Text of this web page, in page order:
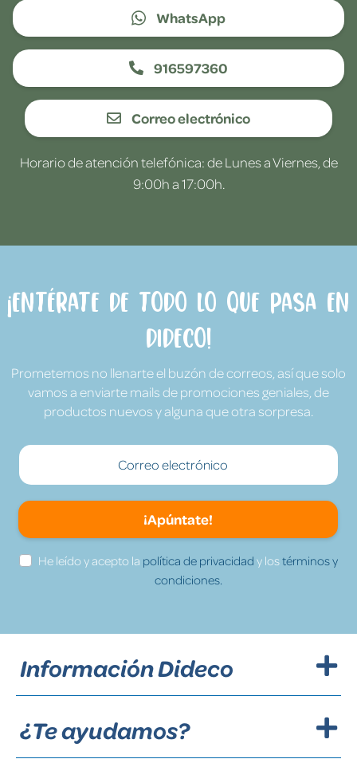
WhatsApp
916597360
Correo electrónico
Horario de atención telefónica: de Lunes a Viernes, de
9:00h a 17:00h.
¡Entérate de todo lo que pasa en
Dideco!
Prometemos no llenarte el buzón de correos, así que solo
vamos a enviarte mails de promociones geniales, de
productos nuevos y alguna que otra sorpresa.
¡Apúntate!
He leído y acepto la política de privacidad y lostérminos y
condiciones.
Información Dideco
¿Te ayudamos?